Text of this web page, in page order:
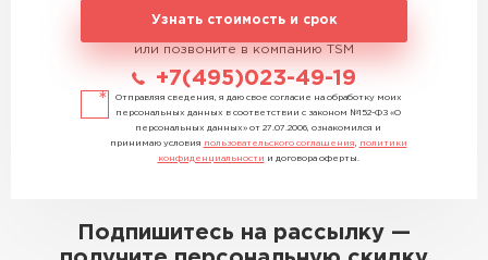
Узнать стоимость и срок
или позвоните в компанию TSM
+7(495)023-49-19
Отправляя сведения, я даю свое согласие на обработку моих
персональных данных в соответствии с законом №152-ФЗ «О
персональных данных» от 27.07.2006, ознакомился и
принимаю условия пользовательского соглашения
политики
конфиденциальности и договора оферты.
Подпишитесь на рассылку —